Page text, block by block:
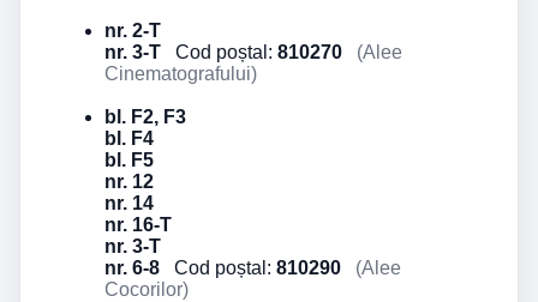
nr. 2-T
nr. 3-T Cod poștal: 810270
(Alee
Cinematografului)
bl. F2, F3
bl. F4
bl. F5
nr. 12
nr. 14
nr. 16-T
nr. 3-T
nr. 6-8 Cod poștal: 810290
(Alee
Cocorilor)